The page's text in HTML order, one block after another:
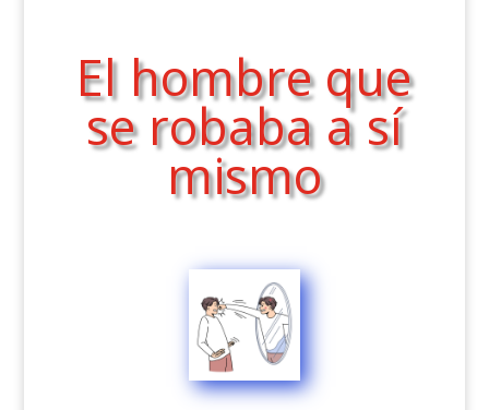
El hombre que
se robaba a sí
mismo